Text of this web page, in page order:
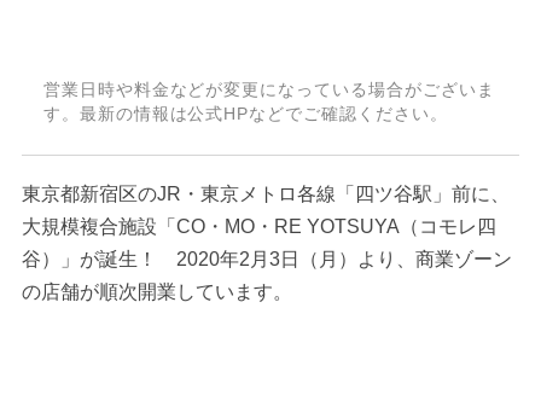
営業日時や料金などが変更になっている場合がございま
す。最新の情報は公式HPなどでご確認ください。
東京都新宿区のJR・東京メトロ各線「四ツ谷駅」前に、
大規模複合施設「CO・MO・RE YOTSUYA（コモレ四
谷）」が誕生！ 2020年2月3日（月）より、商業ゾーン
の店舗が順次開業しています。